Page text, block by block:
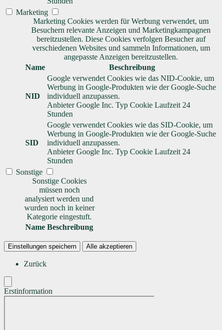
Marketing
Marketing Cookies werden für Werbung verwendet, um
Besuchern relevante Anzeigen und Marketingkampagnen
bereitzustellen. Diese Cookies verfolgen Besucher auf
verschiedenen Websites und sammeln Informationen, um
angepasste Anzeigen bereitzustellen.
Name
Beschreibung
NID
Google verwendet Cookies wie das NID-Cookie, um
Werbung in Google-Produkten wie der Google-Suche
individuell anzupassen.
Anbieter Google Inc. Typ Cookie Laufzeit 24
Stunden
SID
Google verwendet Cookies wie das SID-Cookie, um
Werbung in Google-Produkten wie der Google-Suche
individuell anzupassen.
Anbieter Google Inc. Typ Cookie Laufzeit 24
Stunden
Sonstige
Sonstige Cookies
müssen noch
analysiert werden und
wurden noch in keiner
Kategorie eingestuft.
Name Beschreibung
Einstellungen speichern Alle akzeptieren
Zurück
Erstinformation